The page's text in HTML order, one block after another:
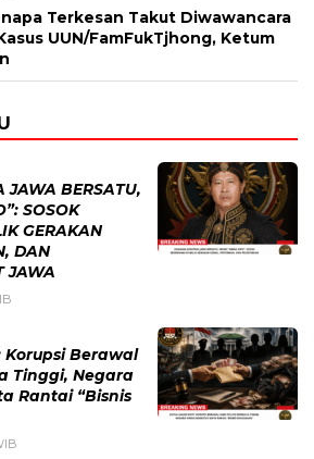
Terkesan Takut Diwawancara
UUN/FamFukTjhong, Ketum
JAWA BERSATU,
SOSOK
GERAKAN
DAN
JAWA
Korupsi Berawal
Tinggi, Negara
Rantai “Bisnis